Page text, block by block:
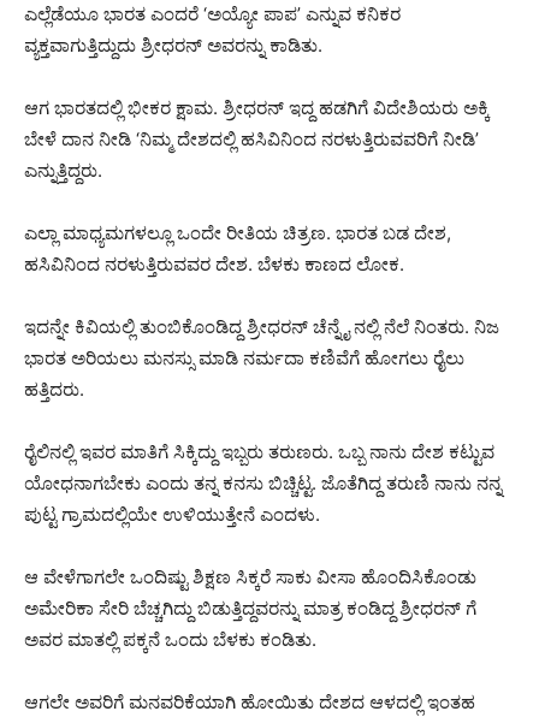
ಎಲ್ಲೆಡೆಯೂ ಭಾರತ ಎಂದರೆ ‘ಅಯ್ಯೋ ಪಾಪ’ ಎನ್ನುವ ಕನಿಕರ
ವ್ಯಕ್ತವಾಗುತ್ತಿದ್ದುದು ಶ್ರೀಧರನ್ ಅವರನ್ನು ಕಾಡಿತು.
ಆಗ ಭಾರತದಲ್ಲಿ ಭೀಕರ ಕ್ಷಾಮ. ಶ್ರೀಧರನ್ ಇದ್ದ ಹಡಗಿಗೆ ವಿದೇಶಿಯರು ಅಕ್ಕಿ
ಬೇಳೆ ದಾನ ನೀಡಿ ‘ನಿಮ್ಮ ದೇಶದಲ್ಲಿ ಹಸಿವಿನಿಂದ ನರಳುತ್ತಿರುವವರಿಗೆ ನೀಡಿ’
ಎನ್ನುತ್ತಿದ್ದರು.
ಎಲ್ಲಾ ಮಾಧ್ಯಮಗಳಲ್ಲೂ ಒಂದೇ ರೀತಿಯ ಚಿತ್ರಣ. ಭಾರತ ಬಡ ದೇಶ,
ಹಸಿವಿನಿಂದ ನರಳುತ್ತಿರುವವರ ದೇಶ. ಬೆಳಕು ಕಾಣದ ಲೋಕ.
ಇದನ್ನೇ ಕಿವಿಯಲ್ಲಿ ತುಂಬಿಕೊಂಡಿದ್ದ ಶ್ರೀಧರನ್ ಚೆನ್ನೈ ನಲ್ಲಿ ನೆಲೆ ನಿಂತರು. ನಿಜ
ಭಾರತ ಅರಿಯಲು ಮನಸ್ಸು ಮಾಡಿ ನರ್ಮದಾ ಕಣಿವೆಗೆ ಹೋಗಲು ರೈಲು
ಹತ್ತಿದರು.
ರೈಲಿನಲ್ಲಿ ಇವರ ಮಾತಿಗೆ ಸಿಕ್ಕಿದ್ದು ಇಬ್ಬರು ತರುಣರು. ಒಬ್ಬ ನಾನು ದೇಶ ಕಟ್ಟುವ
ಯೋಧನಾಗಬೇಕು ಎಂದು ತನ್ನ ಕನಸು ಬಿಚ್ಚಿಟ್ಟ. ಜೊತೆಗಿದ್ದ ತರುಣಿ ನಾನು ನನ್ನ
ಪುಟ್ಟ ಗ್ರಾಮದಲ್ಲಿಯೇ ಉಳಿಯುತ್ತೇನೆ ಎಂದಳು.
ಆ ವೇಳೆಗಾಗಲೇ ಒಂದಿಷ್ಟು ಶಿಕ್ಷಣ ಸಿಕ್ಕರೆ ಸಾಕು ವೀಸಾ ಹೊಂದಿಸಿಕೊಂಡು
ಅಮೇರಿಕಾ ಸೇರಿ ಬೆಚ್ಚಗಿದ್ದು ಬಿಡುತ್ತಿದ್ದವರನ್ನು ಮಾತ್ರ ಕಂಡಿದ್ದ ಶ್ರೀಧರನ್ ಗೆ
ಅವರ ಮಾತಲ್ಲಿ ಪಕ್ಕನೆ ಒಂದು ಬೆಳಕು ಕಂಡಿತು.
ಆಗಲೇ ಅವರಿಗೆ ಮನವರಿಕೆಯಾಗಿ ಹೋಯಿತು ದೇಶದ ಆಳದಲ್ಲಿ ಇಂತಹ